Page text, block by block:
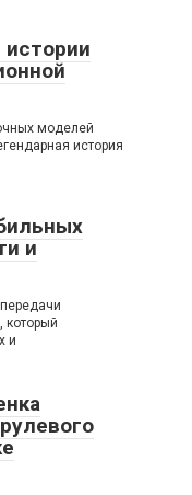
истории
моделей
история
и
который
и